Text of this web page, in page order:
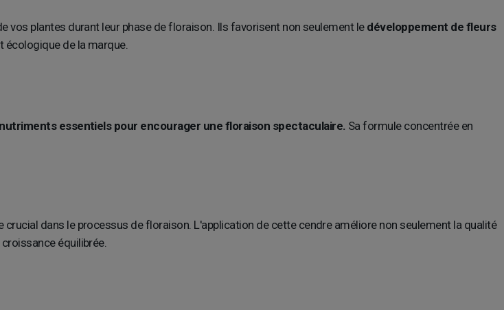
plantes durant leur phase de floraison. Ils favorisent non seulement le développement de fleurs
de la marque.
essentiels pour encourager une floraison spectaculaire. Sa formule concentrée en
crucial dans le processus de floraison. L'application de cette cendre améliore non seulement la qualité
équilibrée.